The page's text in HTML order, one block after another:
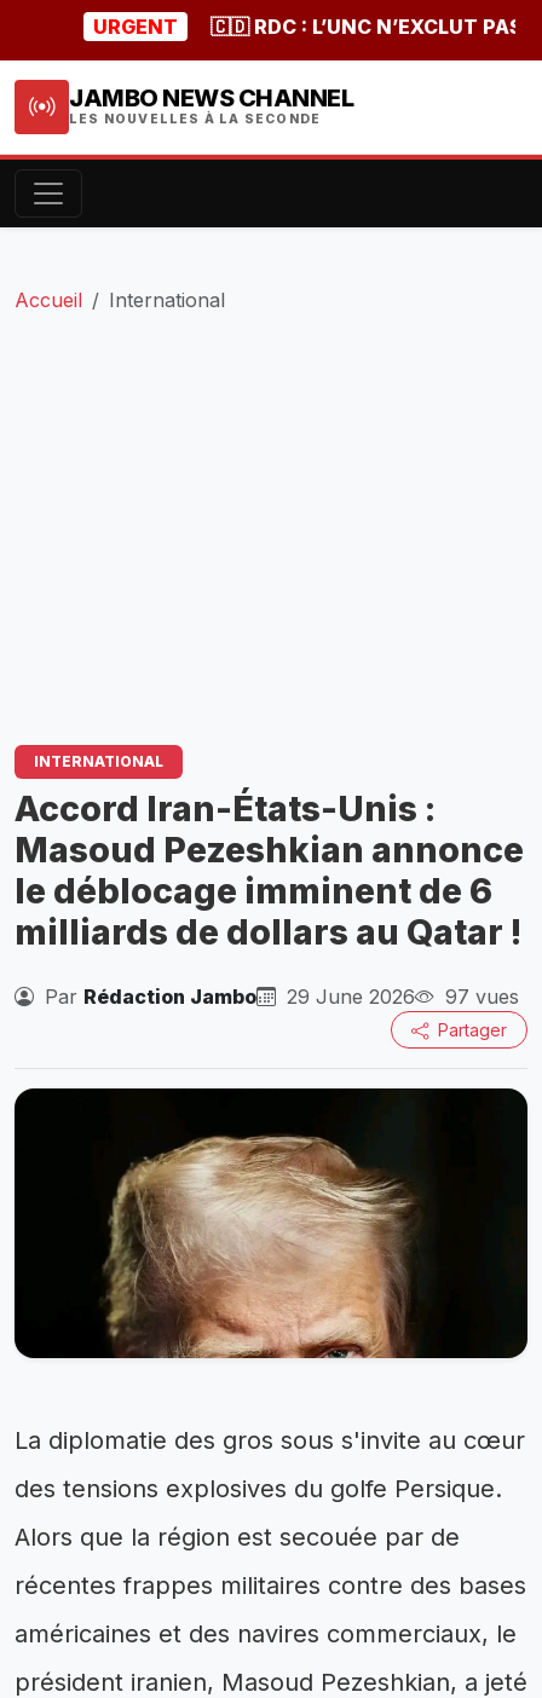
URGENT 🇨🇩 RDC : L’UNC N’EXCLUT PAS
JAMBO NEWS CHANNEL
LES NOUVELLES À LA SECONDE
Accueil International
INTERNATIONAL
Accord Iran-États-Unis :
Masoud Pezeshkian annonce
le déblocage imminent de 6
milliards de dollars au Qatar !
Par Rédaction Jambo 29 June 2026 97 vues
Partager
La diplomatie des gros sous s'invite au cœur
des tensions explosives du golfe Persique.
Alors que la région est secouée par de
récentes frappes militaires contre des bases
américaines et des navires commerciaux, le
président iranien, Masoud Pezeshkian, a jeté